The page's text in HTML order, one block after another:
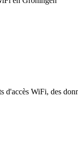
WiFi, des